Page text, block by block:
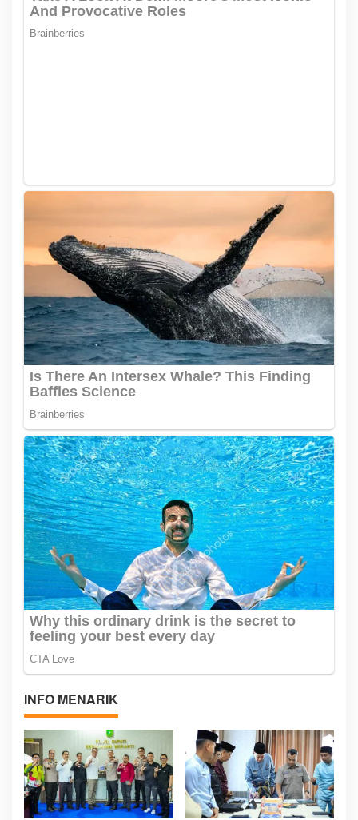
INFO MENARIK